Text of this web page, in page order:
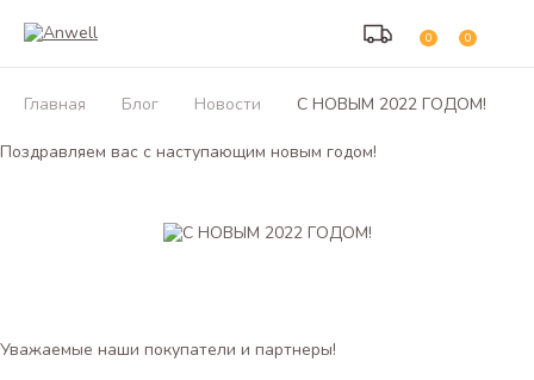
0 0
Главная Блог Новости С НОВЫМ 2022 ГОДОМ!
Поздравляем вас с наступающим новым годом!
Уважаемые наши покупатели и партнеры!